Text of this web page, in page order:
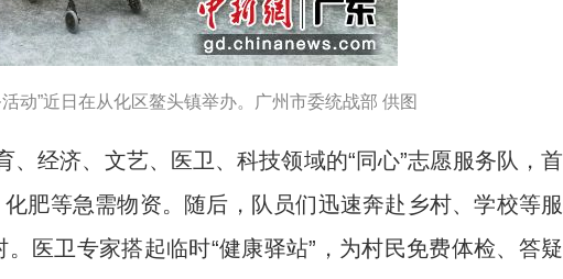
动”近日在从化区鳌头镇举办。广州市委统战部 供图
经济、文艺、医卫、科技领域的“同心”志愿服务队，首
肥等急需物资。随后，队员们迅速奔赴乡村、学校等服
医卫专家搭起临时“健康驿站”，为村民免费体检、答疑